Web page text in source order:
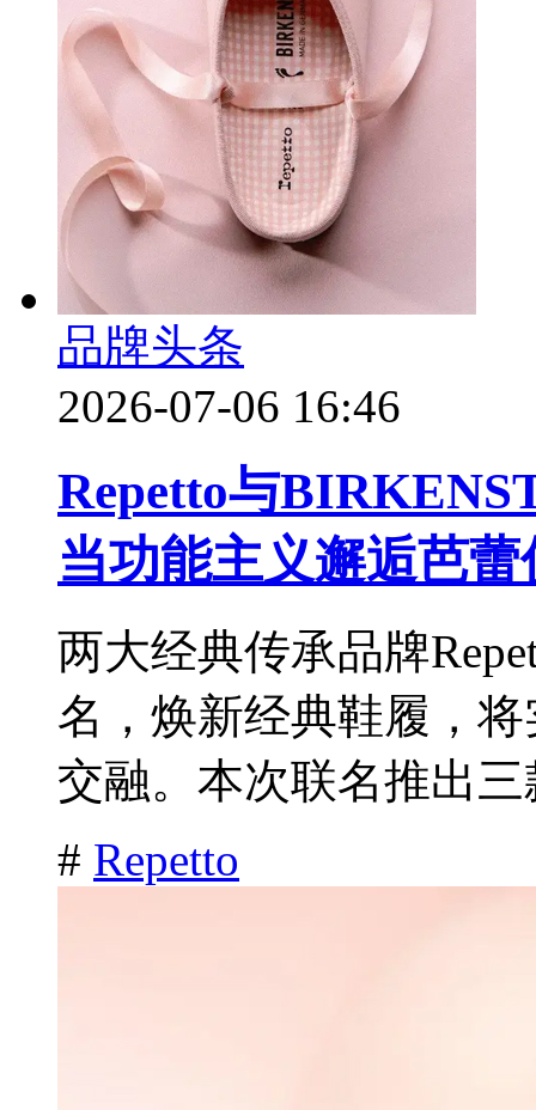
品牌头条
2026-07-06 16:46
Repetto与
当功能主义邂逅芭蕾
两大经典传承品牌
名，焕新经典鞋履，
交融。本次联名推出
# Repetto